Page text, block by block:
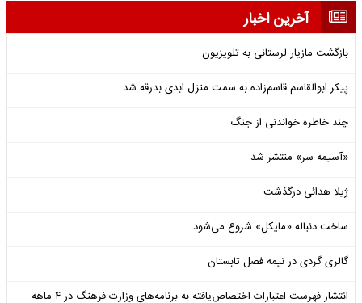
آخرین اخبار
بازگشت مازیار لرستانی به تلویزیون
پیکر ابوالقاسم قاسم‌زاده به سمت منزل ابدی بدرقه شد
چند خاطره خواندنی از جنگ
«آسیمه سر» منتشر شد
ژیلا هدائی درگذشت
ساخت دنباله «مایکل» شروع می‌شود
گالری گردی در نیمه فصل تابستان
انتشار فهرست اعتبارات اختصاص‌یافته به برنامه‌های وزارت فرهنگ در ۴ ماهه